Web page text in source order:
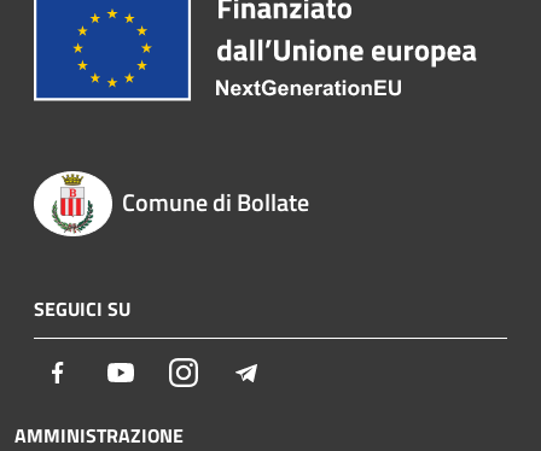
Comune di Bollate
SEGUICI SU
Facebook YoutubeInstagram
AMMINISTRAZIONE